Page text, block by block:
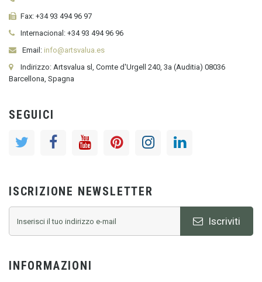
Fax: +34 93 494 96 97
Internacional: +34 93 494 96 96
Email: info@artsvalua.es
Indirizzo: Artsvalua sl, Comte d'Urgell 240, 3a (Auditia) 08036
Barcellona, Spagna
SEGUICI
ISCRIZIONE NEWSLETTER
Iscriviti
INFORMAZIONI